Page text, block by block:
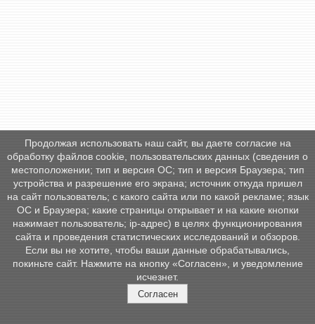
Продолжая использовать наш сайт, вы даете согласие на
обработку файлов cookie, пользовательских данных (сведения о
местоположении; тип и версия ОС; тип и версия Браузера; тип
устройства и разрешение его экрана; источник откуда пришел
на сайт пользователь; с какого сайта или по какой рекламе; язык
ОС и Браузера; какие страницы открывает и на какие кнопки
нажимает пользователь; ip-адрес) в целях функционирования
сайта и проведения статистических исследований и обзоров.
Если вы не хотите, чтобы ваши данные обрабатывались,
покиньте сайт. Нажмите на кнопку «Согласен», и уведомление
исчезнет.
Согласен